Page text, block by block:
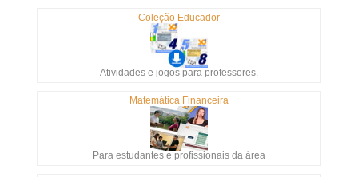
Coleção Educador
Atividades e jogos para professores.
Matemática Financeira
Para estudantes e profissionais da área